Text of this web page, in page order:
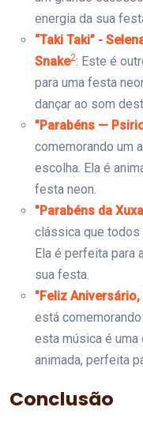
energia da sua
“Taki Taki” -
Snake2: Este é
para uma festa
dançar ao som
"Parabéns —
comemorando um
escolha. Ela é
festa neon.
"Parabéns da
clássica que todos
Ela é perfeita para
sua festa.
"Feliz
está
esta música é uma
animada, perfeita
Conclusão